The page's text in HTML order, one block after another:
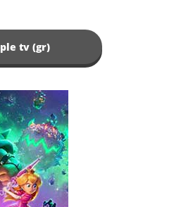
tv (gr)